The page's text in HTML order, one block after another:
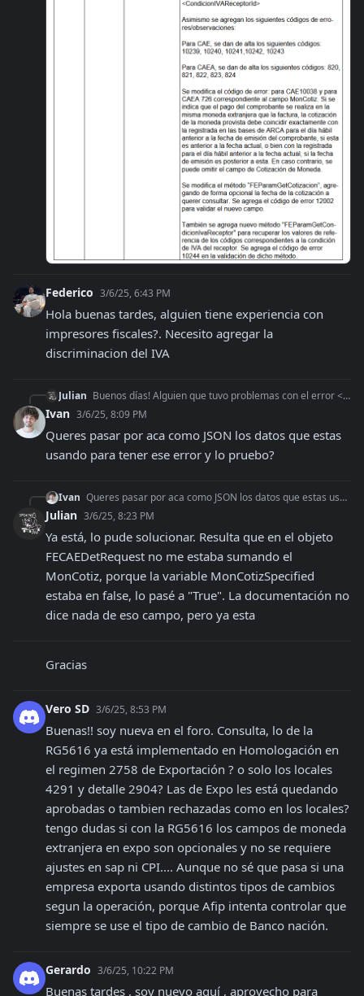
Federico 3/6/25, 6:43 PM
Hola buenas tardes, alguien tiene experiencia con
impresores fiscales?. Necesito agregar la
discriminacion del IVA
Julian Buenos días! Alguien que tuvo problemas con el error <CODE>10038</CODE><MSG>El campo MonCotiz es obligatorio si no informa el campo CanMisMonExt con el valor S,
Ivan 3/6/25, 8:09 PM
Queres pasar por aca como JSON los datos que estas
usando para tener ese error y lo pruebo?
Ivan Queres pasar por aca como JSON los datos que estas usando para tener ese error y lo pruebo?
Julian 3/6/25, 8:23 PM
Ya está, lo pude solucionar. Resulta que en el objeto
FECAEDetRequest no me estaba sumando el
MonCotiz, porque la variable MonCotizSpecified
estaba en false, lo pasé a "True". La documentación no
dice nada de eso campo, pero ya esta
Gracias
Vero SD 3/6/25, 8:53 PM
Buenas!! soy nueva en el foro. Consulta, lo de la
RG5616 ya está implementado en Homologación en
el regimen 2758 de Exportación ? o solo los locales
4291 y detalle 2904? Las de Expo les está quedando
aprobadas o tambien rechazadas como en los locales?
tengo dudas si con la RG5616 los campos de moneda
extranjera en expo son opcionales y no se requiere
ajustes en sap ni CPI.... Aunque no sé que pasa si una
empresa exporta usando distintos tipos de cambios
segun la operación, porque Afip intenta controlar que
siempre se use el tipo de cambio de Banco nación.
Gerardo 3/6/25, 10:22 PM
Buenas tardes , soy nuevo aquí , aprovecho para